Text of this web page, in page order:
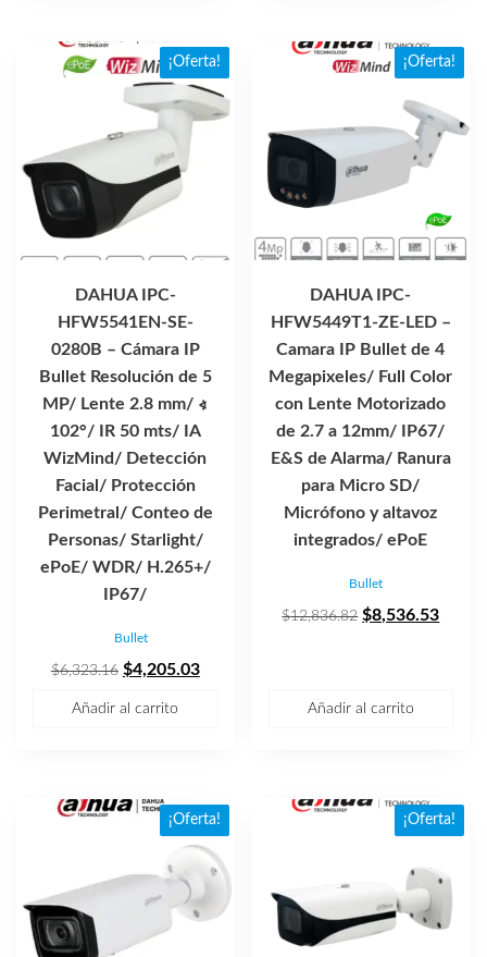
¡Oferta!
DAHUA IPC-
HFW5541EN-SE-
0280B – Cámara IP
Bullet Resolución de 5
MP/ Lente 2.8 mm/ ∢
102°/ IR 50 mts/ IA
WizMind/ Detección
Facial/ Protección
Perimetral/ Conteo de
Personas/ Starlight/
ePoE/ WDR/ H.265+/
IP67/
Bullet
$6,323.16 El
$4,205.03El
Añadir al carrito
¡Oferta!
DAHUA IPC-
HFW5449T1-ZE-LED –
Camara IP Bullet de 4
Megapixeles/ Full Color
con Lente Motorizado
de 2.7 a 12mm/ IP67/
E&S de Alarma/ Ranura
para Micro SD/
Micrófono y altavoz
integrados/ ePoE
Bullet
$12,836.82 El
$8,536.53El
Añadir al carrito
¡Oferta! ¡Oferta!